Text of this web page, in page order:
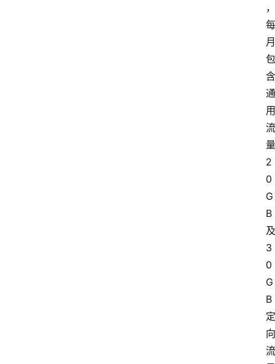
，
每
月
包
含
通
用
流
量
2
0
G
B
及
3
0
G
B
定
向
流